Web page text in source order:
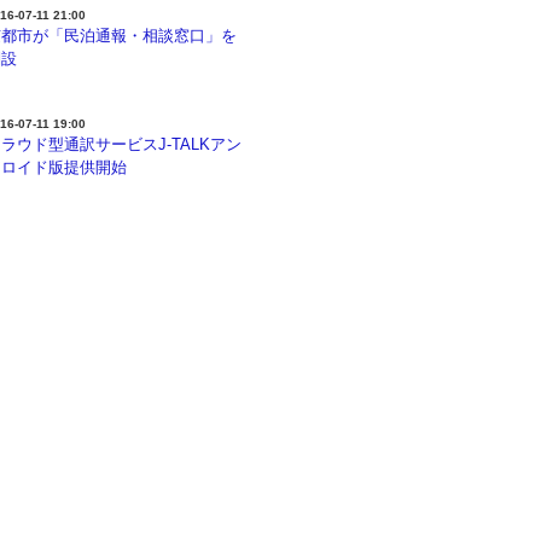
07-11 21:00
市が「民泊通報・相談窓口」を
07-11 19:00
ウド型通訳サービスJ-TALKアン
ロイド版提供開始